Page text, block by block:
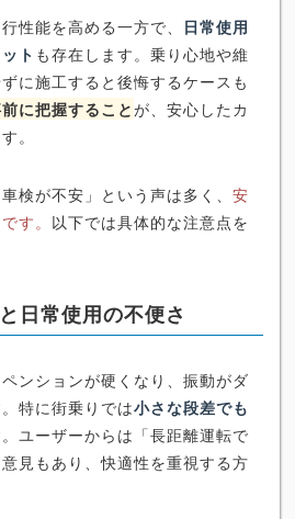
性能を高める一方で、 日常使用
ト も存在します。乗り心地や維
に施工すると後悔するケースも
に把握することが、安心したカ
。
検が不安」という声は多く、 安
す。 以下では具体的な注意点を
日常使用の不便さ
ンションが硬くなり、振動がダ
特に街乗りでは小さな段差でも
ユーザーからは「長距離運転で
見もあり、快適性を重視する方